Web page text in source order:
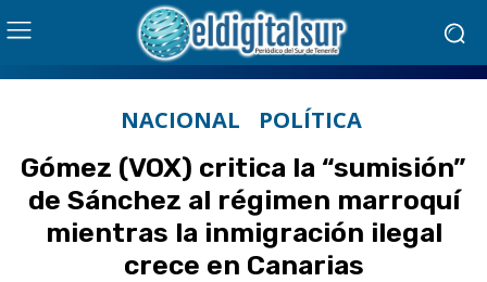
NACIONAL POLÍTICA
Gómez (VOX) critica la “sumisión”
de Sánchez al régimen marroquí
mientras la inmigración ilegal
crece en Canarias